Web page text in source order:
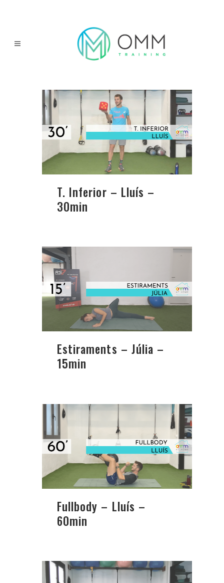
T. Inferior – Lluís –
30min
Estiraments – Júlia –
15min
Fullbody – Lluís –
60min